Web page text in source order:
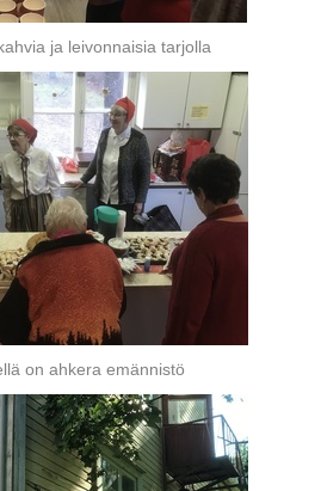
ja leivonnaisia tarjolla
on ahkera emännistö